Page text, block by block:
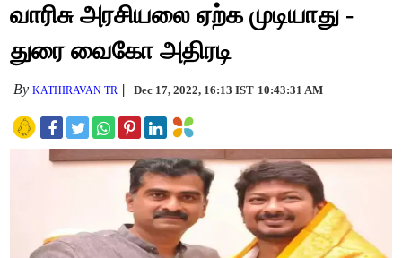
வாரிசு அரசியலை ஏற்க முடியாது -
துரை வைகோ அதிரடி
ByKATHIRAVAN TR Dec 17, 2022, 16:13 IST 10:43:31 AM